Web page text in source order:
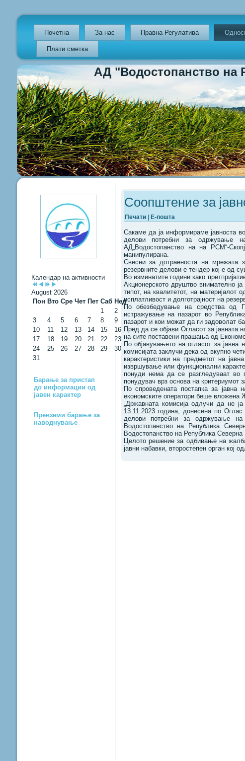
Почетна За нас Правна Регулатива
Плати сметка
АД "Водостопанство на
Календар на активности
August 2026
Пон Вто Сре Чет Пет Саб Нед
1
2
3
4 5 6 7 8
9
10
11 12 13 14 15
16
17
18 19 20 21 22
23
24
25 26 27 28 29
30
31
Барање за пристап
до информации од
јавен карактер
Превземи барање за
наводнување
Соопштение за
Печати Е-пошта
Сакаме да ја информираме јавноста
делови потребни за одржување
АД„Водостопанство на на РСМ“-
манипулирана.
Свесни за дотраеноста на мрежата
резервните делови е тендер кој е од
Во изминатите години како
Акционерското друштво внимателно
типот, на квалитетот, на материјалот
исплатливост и долготрајност на
По обезбедување на средства од
истражување на пазарот во
пазарот и кои можат да ги задоволат
Пред да се објави Огласот за јавната
на сите поставени прашања од
По објавувањето на огласот за јавна
комисијата заклучи дека од вкупно
карактеристики на предметот на
извршување или функционални
понуди нема да се разгледуваат во
понудувач врз основа на критериумот
По спроведената постапка за
економските оператори беше
„Државната комисија одлучи да не
13.11.2023 година, донесена по
делови потребни за одржување
Водостопанство на Република
Водостопанство на Република
Целото решение за одбивање на
јавни набавки, второстепен орган кој